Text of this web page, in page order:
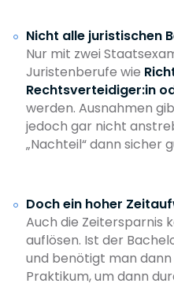
Nicht alle juristischen
Nur mit zwei
Juristenberufe wie
Rechtsverteidiger:in
werden. Ausnahmen
jedoch gar nicht
„Nachteil“ dann sicher
Doch ein hoher
Auch die Zeitersparnis
auflösen. Ist der
und benötigt man
Praktikum, um dann